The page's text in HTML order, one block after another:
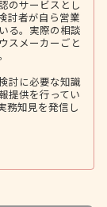
のサービスとし
討者が自ら営業
る。実際の相談
スメーカーごと
討に必要な知識
提供を行ってい
務知見を発信し